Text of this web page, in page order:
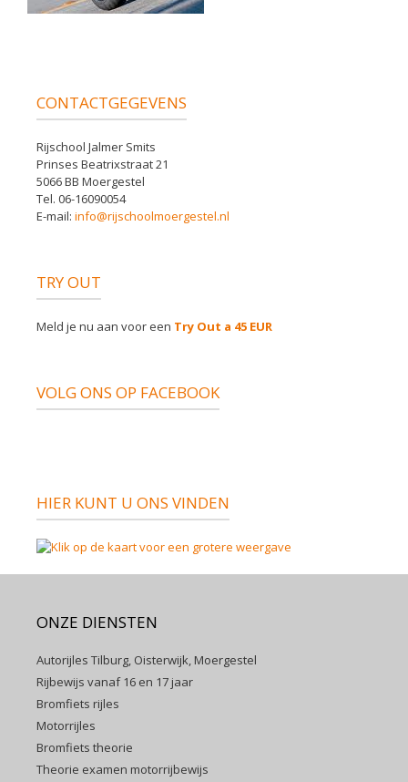
CONTACTGEGEVENS
Rijschool Jalmer Smits
Prinses Beatrixstraat 21
5066 BB Moergestel
Tel. 06-16090054
E-mail: info@rijschoolmoergestel.nl
TRY OUT
Meld je nu aan voor een Try Out a 45 EUR
VOLG ONS OP FACEBOOK
HIER KUNT U ONS VINDEN
ONZE DIENSTEN
Autorijles Tilburg, Oisterwijk, Moergestel
Rijbewijs vanaf 16 en 17 jaar
Bromfiets rijles
Motorrijles
Bromfiets theorie
Theorie examen motorrijbewijs